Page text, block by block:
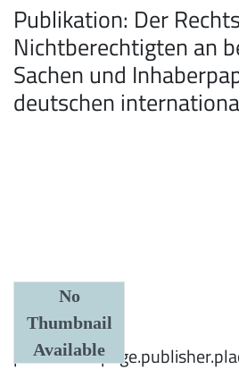
Publikation: Der
Nichtberechtigten an
Sachen und
deutschen
No
Thumbnail
Available
1934